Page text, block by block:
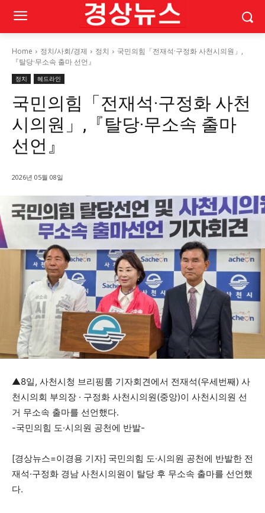
Home 정치/사회/경제 정치
국민의힘「전재석·구정화 사천시의원」,
『탈당·무소속 출마 선언』
정치 헤드라인
국민의힘「전재석·구정화 사천
시의원」,『탈당·무소속 출마
선언』
2026년 05월 08일
▲8일, 사천시청 브리핑룸 기자회견에서 전재석(우세번째) 사
천시의회 부의장 · 구정화 사천시의원(중앙)이 사천시의원 선
거 무소속 출마를 선언했다.
-국민의힘 도·시의원 공천에 반발-
[경상뉴스=이경용 기자] 국민의힘 도·시의원 공천에 반발한 전
재석·구정화 경남 사천시의원이 탈당 후 무소속 출마를 선언했
다.